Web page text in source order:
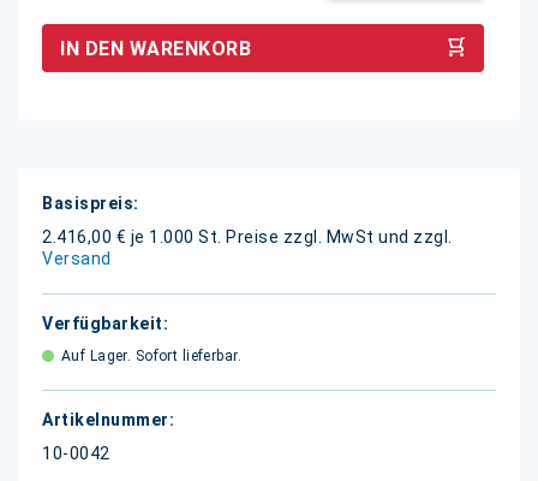
IN DEN WARENKORB
Weitere
Informationen
2.416,00 € je 1.000 St.
Preise zzgl. MwSt und zzgl.
Versand
Auf Lager. Sofort lieferbar.
10-0042